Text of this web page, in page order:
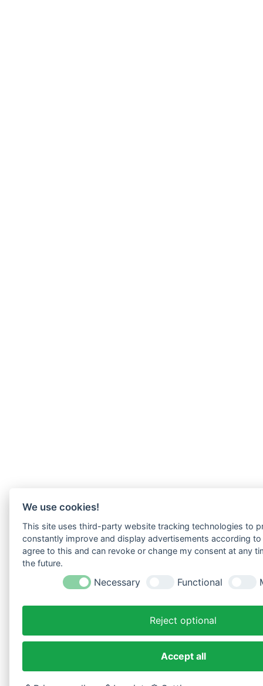
We use cookies!
This site uses third-party website tracking technologies to
constantly improve and display advertisements according
agree to this and can revoke or change my consent at any
the future.
Necessary Functional
Reject optional
Accept all